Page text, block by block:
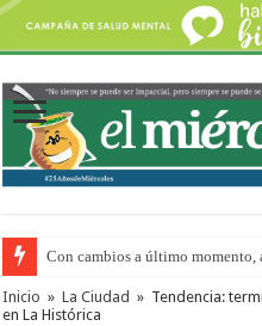
Con cambios a último
Del viernes 7 al domingo 9 de
Inicio » La Ciudad » Tendencia:
en La Histórica